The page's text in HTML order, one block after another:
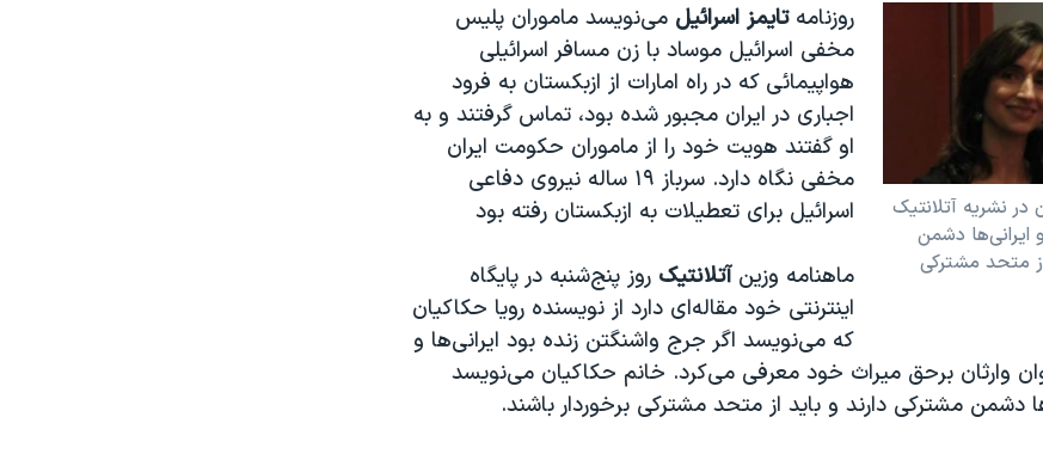
در نشریه آتلانتیک
ایرانی‌ها دشمن
متحد مشترکی
روزنامهتایمز اسرائیل می‌نویسد ماموران پلیس
مخفی اسرائیل موساد با زن مسافر اسرائیلی
هواپیمائی که در راه امارات از ازبکستان به فرود
اجباری در ایران مجبور شده بود، تماس گرفتند و به
او گفتند هویت خود را از ماموران حکومت ایران
مخفی نگاه دارد. سرباز ۱۹ ساله نیروی دفاعی
اسرائیل برای تعطیلات به ازبکستان رفته بود
ماهنامه وزینآتلانتیک روز پنج‌شنبه در پایگاه
اینترنتی خود مقاله‌ای دارد از نویسنده رویا حکاکیان
که می‌نویسد اگر جرج واشنگتن زنده بود ایرانی‌ها و
وارثان برحق میراث خود معرفی می‌کرد. خانم حکاکیان می‌‌نویسد
دشمن مشترکی دارند و باید از متحد مشترکی برخوردار باشند.